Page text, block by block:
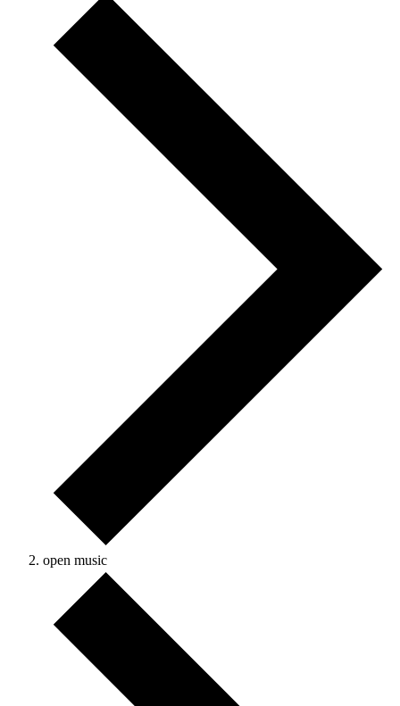
open music